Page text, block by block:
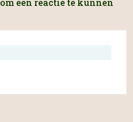
om een reactie te kunnen